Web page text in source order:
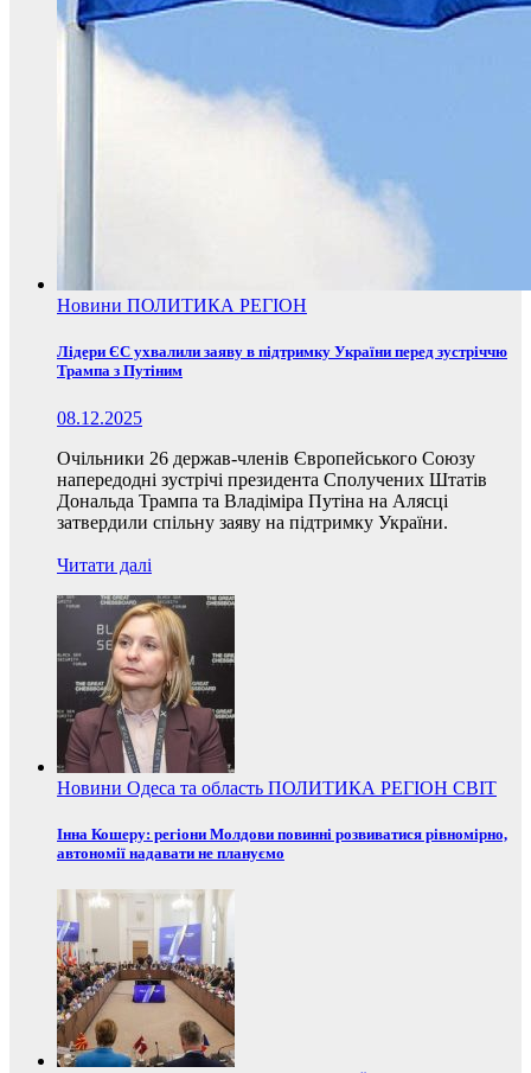
Новини ПОЛИТИКА РЕГІОН
Лідери ЄС ухвалили заяву в підтримку України перед зустріччю
Трампа з Путіним
08.12.2025
Очільники 26 держав-членів Європейського Союзу
напередодні зустрічі президента Сполучених Штатів
Дональда Трампа та Владіміра Путіна на Алясці
затвердили спільну заяву на підтримку України.
Читати далі
Новини Одеса та область ПОЛИТИКА РЕГІОН СВІТ
Інна Кошеру: регіони Молдови повинні розвиватися рівномірно,
автономії надавати не плануємо